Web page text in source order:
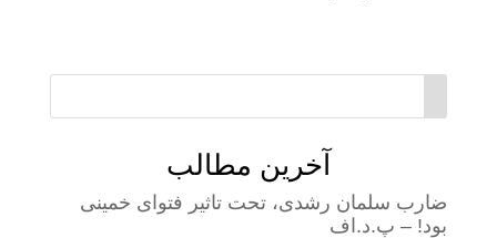
آخرین مطالب
ضارب سلمان رشدی، تحت تاثیر فتوای خمینی
بود! – پ.د.اف